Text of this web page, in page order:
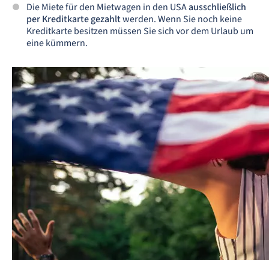
Die Miete für den Mietwagen in den USAausschließlich
per Kreditkarte gezahltwerden. Wenn Sie noch keine
Kreditkarte besitzen müssen Sie sich vor dem Urlaub um
eine kümmern.